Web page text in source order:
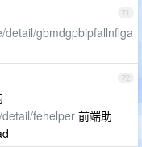
71
detail/gbmdgpbipfallnflga
72
fehelper 前端助